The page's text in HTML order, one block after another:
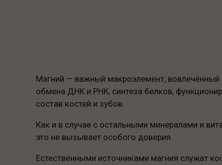
Магний — важный макроэлемент, вовлечённый
обмена ДНК и РНК, синтеза белков,
состав костей и зубов.
Как и в случае с остальными минералами и
это не вызывает особого доверия.
Естественными источниками магния служат